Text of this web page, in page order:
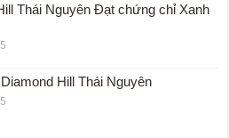
Thái Nguyên Đạt chứng chỉ Xanh
Hill Thái Nguyên